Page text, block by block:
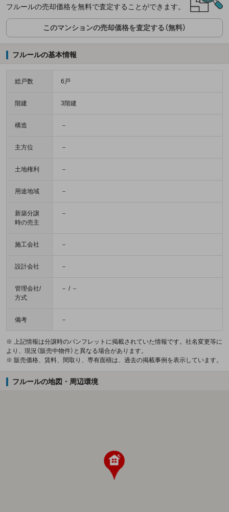
フルールの売却価格を無料で査定することができます。
このマンションの売却価格を査定する（無料）
フルールの基本情報
総戸数 6戸
階建 3階建
構造 －
主方位 －
土地権利 －
用途地域 －
新築分譲
時の売主
－
施工会社 －
設計会社 －
管理会社/
方式
－ / －
備考 －
※ 上記情報は分譲時のパンフレットに掲載されていた情報です。社名変更等に
より、現況（販売中物件）と異なる場合があります。
※ 販売価格、賃料、間取り、専有面積は、過去の掲載事例を表示しています。
フルールの地図・周辺環境